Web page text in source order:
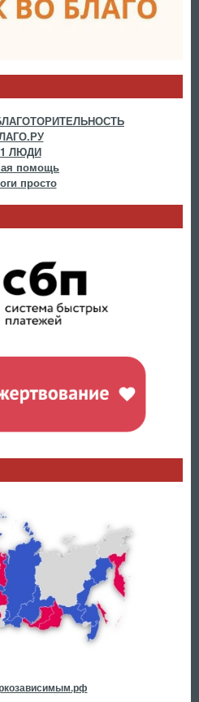
ЛЮДИ
помощь
просто